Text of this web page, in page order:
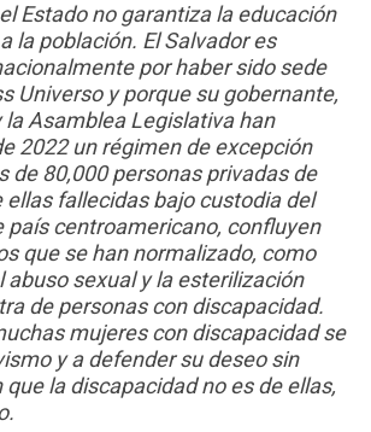
Estado no garantiza la educación
la población. El Salvador es
por haber sido sede
Universo y porque su gobernante,
la Asamblea Legislativa han
2022 un régimen de excepción
de 80,000 personas privadas de
ellas fallecidas bajo custodia del
país centroamericano, confluyen
que se han normalizado, como
abuso sexual y la esterilización
de personas con discapacidad.
mujeres con discapacidad se
y a defender su deseo sin
la discapacidad no es de ellas,